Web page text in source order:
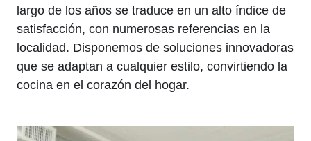
largo de los años se traduce en un alto índice de
satisfacción, con numerosas referencias en la
localidad. Disponemos de soluciones innovadoras
que se adaptan a cualquier estilo, convirtiendo la
cocina en el corazón del hogar.